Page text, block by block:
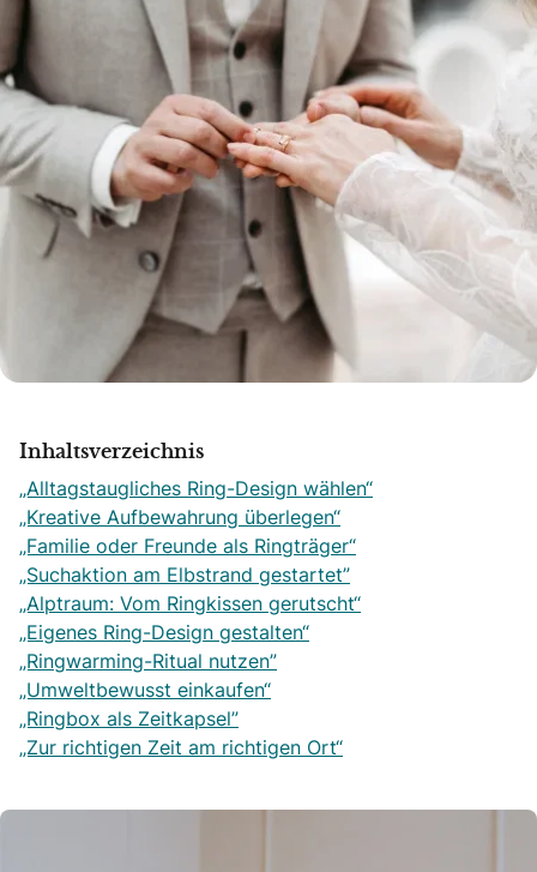
Inhaltsverzeichnis
„Alltagstaugliches Ring-Design wählen“
„Kreative Aufbewahrung überlegen“
„Familie oder Freunde als Ringträger“
„Suchaktion am Elbstrand gestartet”
„Alptraum: Vom Ringkissen gerutscht“
„Eigenes Ring-Design gestalten“
„Ringwarming-Ritual nutzen”
„Umweltbewusst einkaufen“
„Ringbox als Zeitkapsel”
„Zur richtigen Zeit am richtigen Ort“